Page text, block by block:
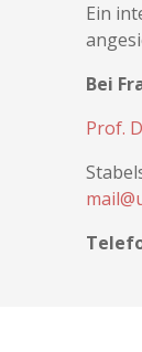
Ein
Bei
Prof.